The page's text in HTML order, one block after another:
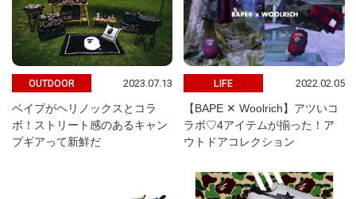
OUTDOOR 2023.07.13
ベイプがヘリノックスとコラ
ボ！ストリート感のあるキャン
プギアって新鮮だ
LIFE 2022.02.05
【BAPE ✕ Woolrich】アツいコ
ラボ♡4アイテムが揃った！ア
ウトドアコレクション